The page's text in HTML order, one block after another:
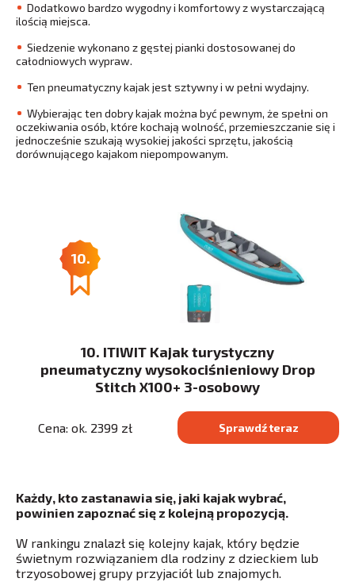
Dodatkowo bardzo wygodny i komfortowy z wystarczającą
ilością miejsca.
Siedzenie wykonano z gęstej pianki dostosowanej do
całodniowych wypraw.
Ten pneumatyczny kajak jest sztywny i w pełni wydajny.
Wybierając ten dobry kajak można być pewnym, że spełni on
oczekiwania osób, które kochają wolność, przemieszczanie się i
jednocześnie szukają wysokiej jakości sprzętu, jakością
dorównującego kajakom niepompowanym.
10.
10. ITIWIT Kajak turystyczny
pneumatyczny wysokociśnieniowy Drop
Stitch X100+ 3-osobowy
Cena: ok. 2399 zł Sprawdź teraz
Każdy, kto zastanawia się, jaki kajak wybrać,
powinien zapoznać się z kolejną propozycją.
W rankingu znalazł się kolejny kajak, który będzie
świetnym rozwiązaniem dla rodziny z dzieckiem lub
trzyosobowej grupy przyjaciół lub znajomych.